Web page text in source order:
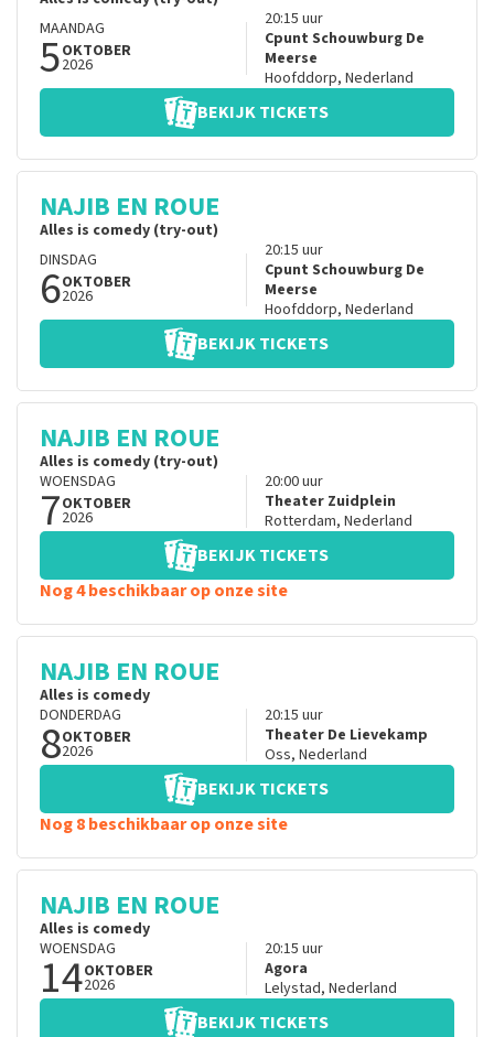
MAANDAG
5OKTOBER
2026
20:15 uur
Cpunt Schouwburg De
Meerse
Hoofddorp, Nederland
BEKIJK TICKETS
NAJIB EN ROUE
Alles is comedy (try-out)
DINSDAG
6OKTOBER
2026
20:15 uur
Cpunt Schouwburg De
Meerse
Hoofddorp, Nederland
BEKIJK TICKETS
NAJIB EN ROUE
Alles is comedy (try-out)
WOENSDAG
7OKTOBER
2026
20:00uur
Theater Zuidplein
Rotterdam, Nederland
BEKIJK TICKETS
Nog 4 beschikbaar op onze site
NAJIB EN ROUE
Alles is comedy
DONDERDAG
8OKTOBER
2026
20:15 uur
Theater De Lievekamp
Oss, Nederland
BEKIJK TICKETS
Nog 8 beschikbaar op onze site
NAJIB EN ROUE
Alles is comedy
WOENSDAG
14OKTOBER
2026
20:15 uur
Agora
Lelystad, Nederland
BEKIJK TICKETS